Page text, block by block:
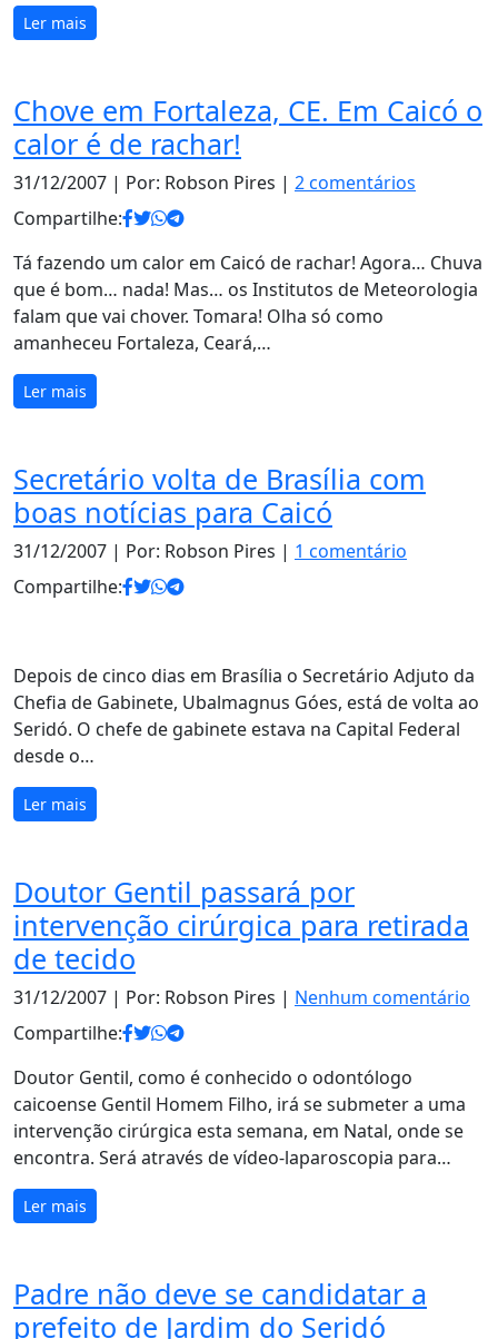
Ler mais
Chove em Fortaleza, CE. Em Caicó o
calor é de rachar!
31/12/2007 | Por: Robson Pires | 2 comentários
Compartilhe:
Tá fazendo um calor em Caicó de rachar! Agora… Chuva
que é bom… nada! Mas… os Institutos de Meteorologia
falam que vai chover. Tomara! Olha só como
amanheceu Fortaleza, Ceará,…
Ler mais
Secretário volta de Brasília com
boas notícias para Caicó
31/12/2007 | Por: Robson Pires | 1 comentário
Compartilhe:
Depois de cinco dias em Brasília o Secretário Adjuto da
Chefia de Gabinete, Ubalmagnus Góes, está de volta ao
Seridó. O chefe de gabinete estava na Capital Federal
desde o…
Ler mais
Doutor Gentil passará por
intervenção cirúrgica para retirada
de tecido
31/12/2007 | Por: Robson Pires | Nenhum comentário
Compartilhe:
Doutor Gentil, como é conhecido o odontólogo
caicoense Gentil Homem Filho, irá se submeter a uma
intervenção cirúrgica esta semana, em Natal, onde se
encontra. Será através de vídeo-laparoscopia para…
Ler mais
Padre não deve se candidatar a
prefeito de Jardim do Seridó